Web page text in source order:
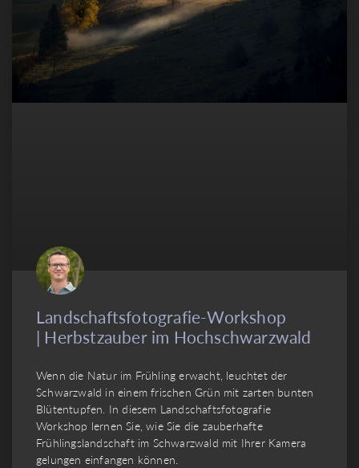
Landschaftsfotografie-Workshop
| Herbstzauber im Hochschwarzwald
Wenn die Natur im Frühling erwacht, leuchtet der
Schwarzwald in einem frischen Grün mit zarten bunten
Blütentupfen. In diesem Landschaftsfotografie
Workshop lernen Sie, wie Sie die zauberhafte
Frühlingslandschaft im Schwarzwald mit Ihrer Kamera
gelungen einfangen können.